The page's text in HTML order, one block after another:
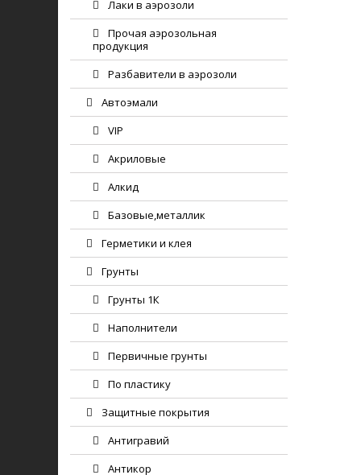
Лаки в аэрозоли
Прочая аэрозольная
продукция
Разбавители в аэрозоли
Автоэмали
VIP
Акриловые
Алкид
Базовые,металлик
Герметики и клея
Грунты
Грунты 1К
Наполнители
Первичные грунты
По пластику
Защитные покрытия
Антигравий
Антикор